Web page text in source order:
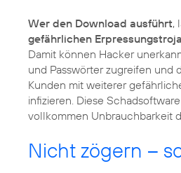
Wer den Download ausführt,
gefährlichen
Damit können Hacker
und Passwörter zugreifen und
Kunden mit weiterer
infizieren. Diese
vollkommen Unbrauchbarkeit
Nicht zögern –